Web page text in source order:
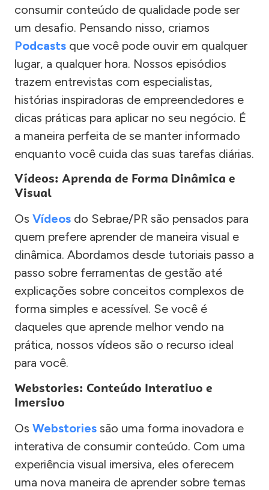
consumir conteúdo de qualidade pode ser
um desafio. Pensando nisso, criamos
Podcasts que você pode ouvir em qualquer
lugar, a qualquer hora. Nossos episódios
trazem entrevistas com especialistas,
histórias inspiradoras de empreendedores e
dicas práticas para aplicar no seu negócio. É
a maneira perfeita de se manter informado
enquanto você cuida das suas tarefas diárias.
Vídeos: Aprenda de Forma Dinâmica e
Visual
Os Vídeos do Sebrae/PR são pensados para
quem prefere aprender de maneira visual e
dinâmica. Abordamos desde tutoriais passo a
passo sobre ferramentas de gestão até
explicações sobre conceitos complexos de
forma simples e acessível. Se você é
daqueles que aprende melhor vendo na
prática, nossos vídeos são o recurso ideal
para você.
Webstories: Conteúdo Interativo e
Imersivo
Os Webstories são uma forma inovadora e
interativa de consumir conteúdo. Com uma
experiência visual imersiva, eles oferecem
uma nova maneira de aprender sobre temas